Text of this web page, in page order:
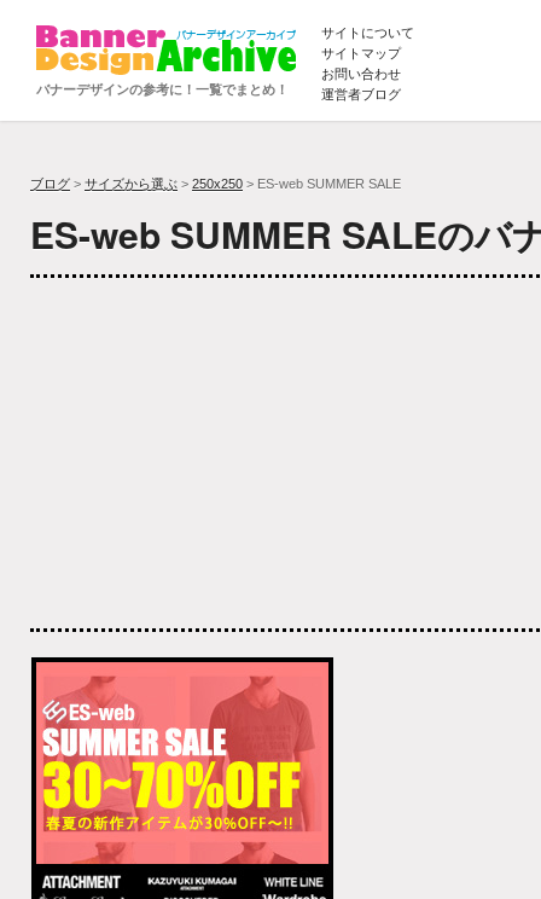
バナーデザインの参考に！一覧でまとめ！
サイトについて
サイトマップ
お問い合わせ
運営者ブログ
ブログ > サイズから選ぶ > 250x250 > ES-web SUMMER SALE
ES-web SUMMER SALEのバ